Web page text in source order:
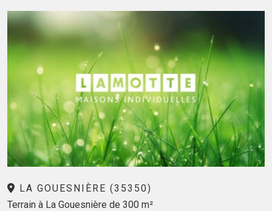
LA GOUESNIÈRE (35350)
Terrain à La Gouesnière de 300 m²